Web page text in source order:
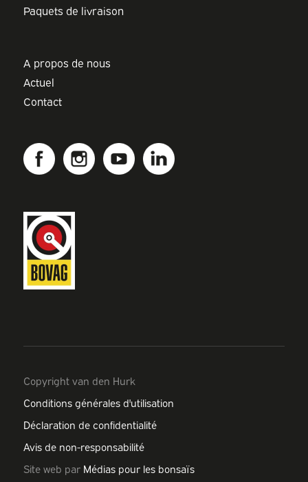
Paquets de livraison
A propos de nous
Actuel
Contact
Copyright van den Hurk
Conditions générales d'utilisation
Déclaration de confidentialité
Avis de non-responsabilité
Site web par Médias pour les bonsaïs